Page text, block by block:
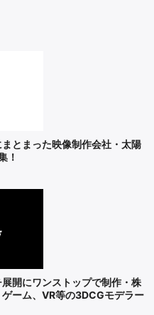
とまった映像制作会社・太陽
！
開にワンストップで制作・株
ーム、VR等の3DCGモデラー